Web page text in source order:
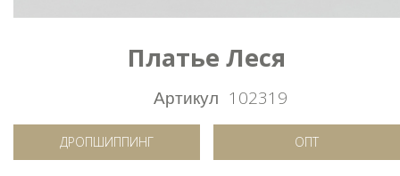
Платье Леся
Артикул 102319
ДРОПШИППИНГ ОПТ